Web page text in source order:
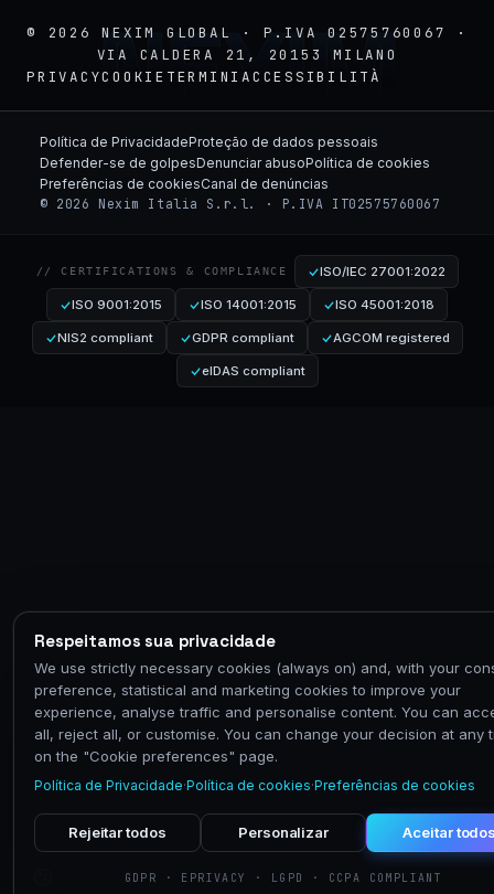
© 2026 NEXIM GLOBAL · P.IVA 02575760067 ·
VIA CALDERA 21, 20153 MILANO
PRIVACYCOOKIE TERMINI ACCESSIBILITÀ
NEXIM
Respeitamos sua privacidade
We use strictly necessary cookies (always on) and, with your
preference, statistical and marketing cookies to improve your
experience, analyse traffic and personalise content. You can
all, reject all, or customise. You can change your decision at any
on the "Cookie preferences" page.
Política de Privacidade·Política de cookies·Preferências de cookies
Rejeitar todos Personalizar Aceitar
GDPR · EPRIVACY · LGPD · CCPA COMPLIANT
Política de PrivacidadeProteção de dados pessoais
Defender-se de golpesDenunciar abusoPolítica de cookies
Preferências de cookiesCanal de denúncias
© 2026 Nexim Italia S.r.l. · P.IVA IT02575760067
// CERTIFICATIONS & COMPLIANCE ISO/IEC 27001:2022
ISO 9001:2015 ISO 14001:2015 ISO 45001:2018
NIS2 compliant GDPR compliant AGCOM registered
eIDAS compliant